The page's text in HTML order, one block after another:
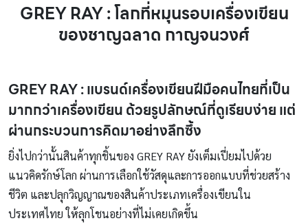
GREY RAY : โลกที่หมุนรอบเครื่องเขียน
ของชาญฉลาด กาญจนวงศ์
GREY RAY :แบรนด์เครื่องเขียนฝีมือคนไทยที่เป็น
มากกว่าเครื่องเขียน ด้วยรูปลักษณ์ที่ดูเรียบง่าย แต่
ผ่านกระบวนการคิดมาอย่างลึกซึ้ง
ยิ่งไปกว่านั้นสินค้าทุกชิ้นของ GREY RAY ยังเต็มเปี่ยมไปด้วย
แนวคิดรักษ์โลก ผ่านการเลือกใช้วัสดุและการออกแบบที่ช่วยสร้าง
ชีวิต และปลุกวิญญาณของสินค้าประเภทเครื่องเขียนใน
ประเทศไทย ให้ลุกโชนอย่างที่ไม่เคยเกิดขึ้น